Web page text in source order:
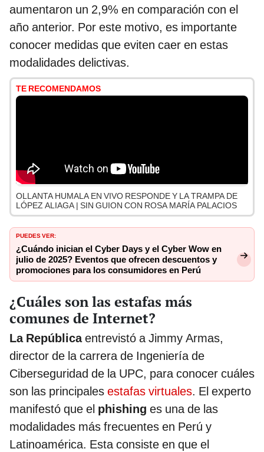
aumentaron un 2,9% en comparación con el
año anterior. Por este motivo, es importante
conocer medidas que eviten caer en estas
modalidades delictivas.
TE RECOMENDAMOS
OLLANTA HUMALA EN VIVO RESPONDE Y LA TRAMPA DE
LÓPEZ ALIAGA | SIN GUION CON ROSA MARÍA PALACIOS
PUEDES VER:
¿Cuándo inician el Cyber Days y el Cyber Wow en
julio de 2025? Eventos que ofrecen descuentos y
promociones para los consumidores en Perú
¿Cuáles son las estafas más
comunes de Internet?
La Repúblicaentrevistó a Jimmy Armas,
director de la carrera de Ingeniería de
Ciberseguridad de la UPC, para conocer cuáles
son las principales estafas virtuales. El experto
manifestó que el phishing es una de las
modalidades más frecuentes en Perú y
Latinoamérica. Esta consiste en que el